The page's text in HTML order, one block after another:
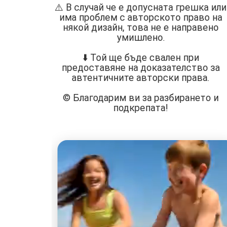
⚠️ В случай че е допусната грешка или
има проблем с авторското право на
някой дизайн, това не е направено
умишлено.
⬇️ Той ще бъде свален при
предоставяне на доказателство за
автентичните авторски права.
©️ Благодарим ви за разбирането и
подкрепата!